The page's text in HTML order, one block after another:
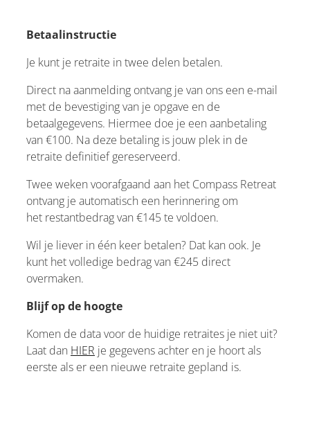
Betaalinstructie
Je kunt je retraite in twee delen betalen.
Direct na aanmelding ontvang je van ons een e-mail
met de bevestiging van je opgave en de
betaalgegevens. Hiermee doe je een aanbetaling
van €100. Na deze betaling is jouw plek in de
retraite definitief gereserveerd.
Twee weken voorafgaand aan het Compass Retreat
ontvang je automatisch een herinnering om
het restantbedrag van €145 te voldoen.
Wil je liever in één keer betalen? Dat kan ook. Je
kunt het volledige bedrag van €245 direct
overmaken.
Blijf op de hoogte
Komen de data voor de huidige retraites je niet uit?
Laat dan HIER je gegevens achter en je hoort als
eerste als er een nieuwe retraite gepland is.